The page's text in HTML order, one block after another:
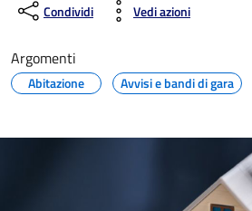
Condividi Vedi azioni
Argomenti
Abitazione Avvisi e bandi di gara